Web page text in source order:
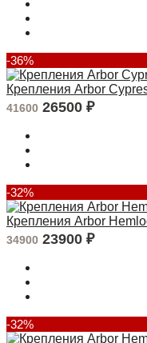
-36%
Крепления Arbor
41600 26500 ₽
-32%
Крепления Arbor
34900 23900 ₽
-32%